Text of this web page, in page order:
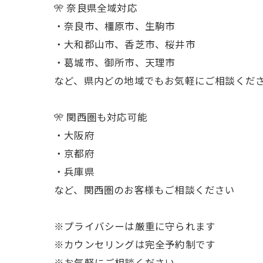
🎌 奈良県全域対応
・奈良市、橿原市、生駒市
・大和郡山市、香芝市、桜井市
・葛城市、御所市、天理市
など、県内どの地域でもお気軽にご相談くだ
🎌 関西圏も対応可能
・大阪府
・京都府
・兵庫県
など、関西圏のお客様もご相談ください
※プライバシーは厳重に守られます
※カウンセリングは完全予約制です